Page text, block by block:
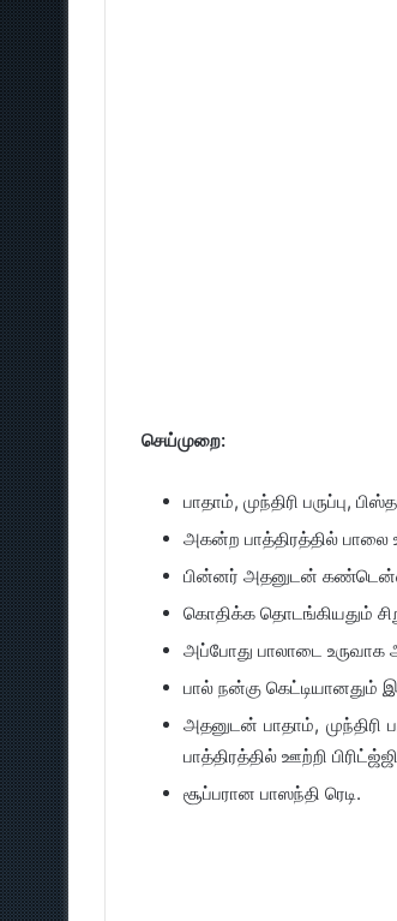
செய்முறை:
பாதாம், முந்திரி பருப்பு,
அகன்ற பாத்திரத்தில்
பின்னர் அதனுடன்
கொதிக்க தொடங்கியதும்
அப்போது பாலாடை உருவாக
பால் நன்கு கெட்டியானதும்
அதனுடன் பாதாம், முந்திரி
பாத்திரத்தில் ஊற்றி
சூப்பரான பாஸந்தி ரெடி.